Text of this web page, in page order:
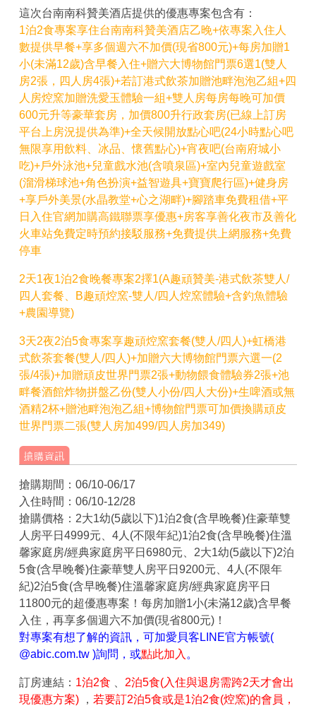
這次台南南科贊美酒店提供的優惠專案包含有：
1泊2食專案享住台南南科贊美酒店乙晚+依專案入住人
數提供早餐+享多個週六不加價(現省800元)+每房加贈1
小(未滿12歲)含早餐入住+贈六大博物館門票6選1(雙人
房2張，四人房4張)+若訂港式飲茶加贈池畔泡泡乙組+四
人房焢窯加贈洗愛玉體驗一組+雙人房每房每晚可加價
600元升等豪華套房，加價800升行政套房(已線上訂房
平台上房況提供為準)+全天候開放點心吧(24小時點心吧
無限享用飲料、冰品、懷舊點心)+宵夜吧(台南府城小
吃)+戶外泳池+兒童戲水池(含噴泉區)+室內兒童遊戲室
(溜滑梯球池+角色扮演+益智遊具+寶寶爬行區)+健身房
+享戶外美景(水晶教堂+心之湖畔)+腳踏車免費租借+平
日入住官網加購高鐵聯票享優惠+房客享善化夜市及善化
火車站免費定時預約接駁服務+免費提供上網服務+免費
停車
2天1夜1泊2食晚餐專案2擇1(A趣頑贊美-港式飲茶雙人/
四人套餐、B趣頑焢窯-雙人/四人焢窯體驗+含釣魚體驗
+農園導覽)
3天2夜2泊5食專案享趣頑焢窯套餐(雙人/四人)+虹橋港
式飲茶套餐(雙人/四人)+加贈六大博物館門票六選一(2
張/4張)+加贈頑皮世界門票2張+動物餵食體驗券2張+池
畔餐酒館炸物拼盤乙份(雙人小份/四人大份)+生啤酒或無
酒精2杯+贈池畔泡泡乙組+博物館門票可加價換購頑皮
世界門票二張(雙人房加499/四人房加349)
搶購期間：06/10-06/17
入住時間：06/10-12/28
搶購價格：2大1幼(5歲以下)1泊2食(含早晚餐)住豪華雙
人房平日4999元、4人(不限年紀)1泊2食(含早晚餐)住溫
馨家庭房/經典家庭房平日6980元、2大1幼(5歲以下)2泊
5食(含早晚餐)住豪華雙人房平日9200元、4人(不限年
紀)2泊5食(含早晚餐)住溫馨家庭房/經典家庭房平日
11800元的超優惠專案！每房加贈1小(未滿12歲)含早餐
入住，再享多個週六不加價(現省800元)！
對專案有想了解的資訊，可加愛貝客LINE官方帳號(
@abic.com.tw )詢問，或點此加入 。
訂房連結： 1泊2食
2泊5食(入住與退房需跨2天才會出
現優惠方案)， 若要訂2泊5食或是1泊2食(焢窯)的會員，